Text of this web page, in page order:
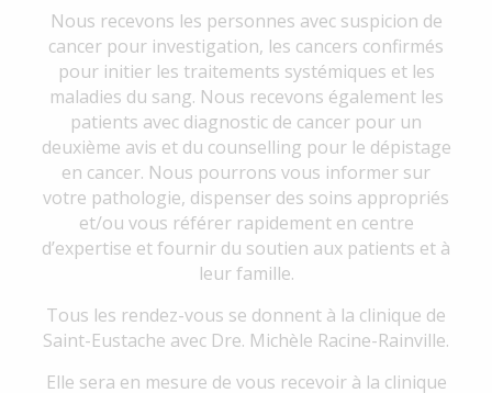
Nous recevons les personnes avec suspicion de
cancer pour investigation, les cancers confirmés
pour initier les traitements systémiques et les
maladies du sang. Nous recevons également les
patients avec diagnostic de cancer pour un
deuxième avis et du counselling pour le dépistage
en cancer. Nous pourrons vous informer sur
votre pathologie, dispenser des soins appropriés
et/ou vous référer rapidement en centre
d’expertise et fournir du soutien aux patients et à
leur famille.
Tous les rendez-vous se donnent à la clinique de
Saint-Eustache avec Dre. Michèle Racine-Rainville.
Elle sera en mesure de vous recevoir à la clinique